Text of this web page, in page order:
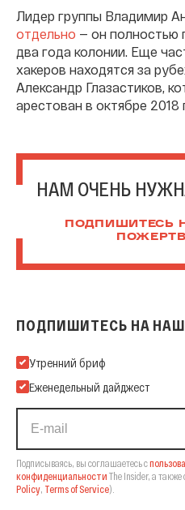
Лидер группы Владимир
отдельно — он полностью
два года колонии. Еще
хакеров находятся за
Александр Глазастиков,
арестован в октябре 2018
НАМ ОЧЕНЬ
ПОДПИШИТЕСЬ
ПОДПИШИТЕСЬ НА
Подпишитесь на нашу Email-
Утренний бриф
Еженедельный дайджест
Подписываясь, вы соглашаетесь с
конфиденциальности The Insider, а также
Policy, Terms of Service).